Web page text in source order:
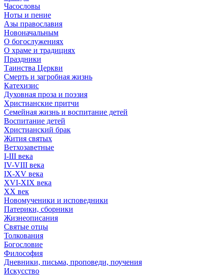
Часословы
Ноты и пение
Азы православия
Новоначальным
О богослужениях
О храме и традициях
Праздники
Таинства Церкви
Смерть и загробная жизнь
Катехизис
Духовная проза и поэзия
Христианские притчи
Семейная жизнь и воспитание детей
Воспитание детей
Христианский брак
Жития святых
Ветхозаветные
I-III века
IV-VIII века
IX-XV века
XVI-XIX века
XX век
Новомученики и исповедники
Патерики, сборники
Жизнеописания
Святые отцы
Толкования
Богословие
Философия
Дневники, письма, проповеди, поучения
Искусство